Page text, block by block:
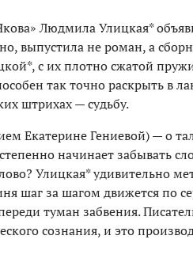
Людмила Улицкая*
выпустила не роман, а
с их плотно сжатой
так точно раскрыть в
штрихах — судьбу.
Екатерине Гениевой) — о
начинает забывать
Улицкая* удивительно
шаг за шагом движется по
туман забвения.
сознания, и это